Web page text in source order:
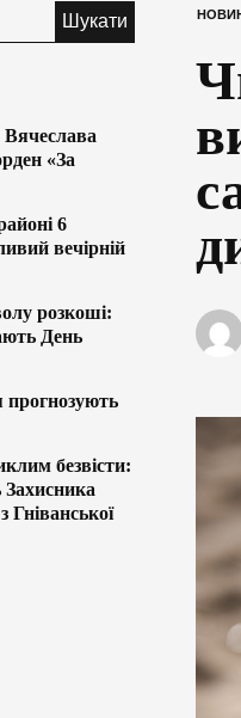
Вячеслава
«За
6
вечірній
розкоші:
День
прогнозують
безвісти:
Захисника
Гніванської